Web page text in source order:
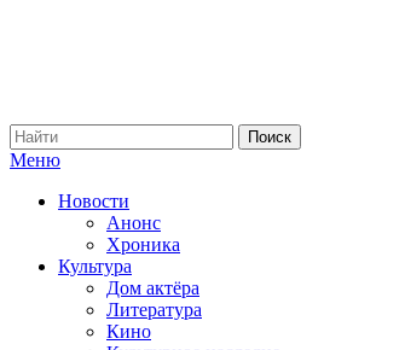
Меню
Новости
Анонс
Хроника
Культура
Дом актёра
Литература
Кино